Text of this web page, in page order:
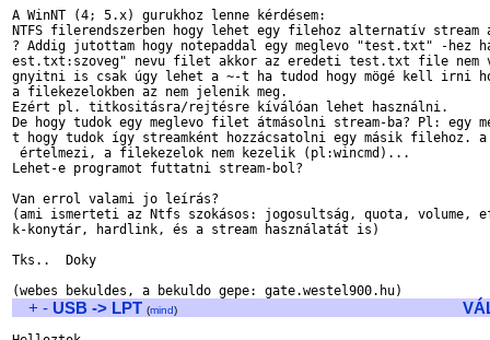
A WinNT (4; 5.x) gurukhoz lenne kérdésem:
NTFS filerendszerben hogy lehet egy filehoz alternatív
? Addig jutottam hogy notepaddal egy meglevo "test.txt" -hez
est.txt:szoveg" nevu filet akkor az eredeti test.txt file nem
gnyitni is csak úgy lehet a ~-t ha tudod hogy mögé kell irni
a filekezelokben az nem jelenik meg.
Ezért pl. titkositásra/rejtésre kíválóan lehet használni.
De hogy tudok egy meglevo filet átmásolni stream-ba? Pl: egy
t hogy tudok így streamként hozzácsatolni egy másik filehoz. a
értelmezi, a filekezelok nem kezelik (pl:wincmd)...
Lehet-e programot futtatni stream-bol?
Van errol valami jo leírás?
(ami ismerteti az Ntfs szokásos: jogosultság, quota,
k-konytár, hardlink, és a stream használatát is)
Tks..  Doky
+ - USB -> LPT (mind)